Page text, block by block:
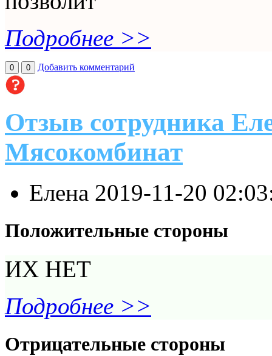
Подробнее >>
0 0 Добавить комментарий
Отзыв сотрудника
Мясокомбинат
Елена 2019-11-20
Положительные стороны
ИХ НЕТ
Подробнее >>
Отрицательные стороны